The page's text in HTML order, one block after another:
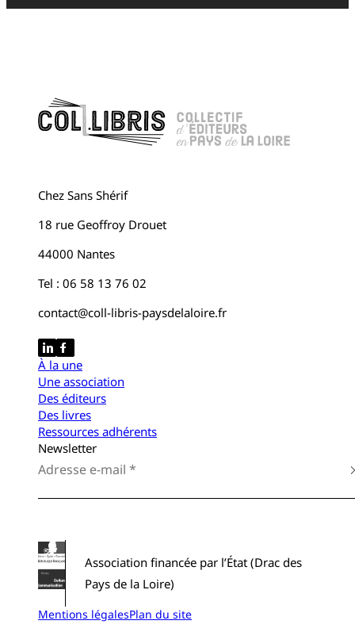
Chez Sans Shérif
18 rue Geoffroy Drouet
44000 Nantes
Tel : 06 58 13 76 02
contact@coll-libris-paysdelaloire.fr
À la une
Une association
Des éditeurs
Des livres
Ressources adhérents
Newsletter
Association financée par l’État (Drac des
Pays de la Loire)
Mentions légalesPlan du site